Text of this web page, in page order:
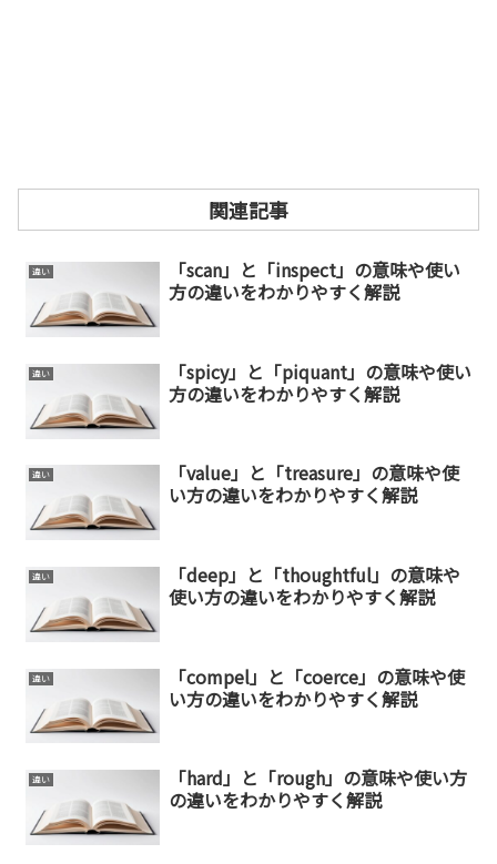
関連記事
違い
「scan」と「inspect」の意味や使い
方の違いをわかりやすく解説
違い
「spicy」と「piquant」の意味や使い
方の違いをわかりやすく解説
違い
「value」と「treasure」の意味や使
い方の違いをわかりやすく解説
違い
「deep」と「thoughtful」の意味や
使い方の違いをわかりやすく解説
違い
「compel」と「coerce」の意味や使
い方の違いをわかりやすく解説
違い
「hard」と「rough」の意味や使い方
の違いをわかりやすく解説